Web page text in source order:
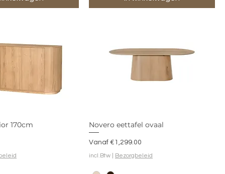
170cm Novero eettafel ovaal
Vanaf €1,299.00
Verkoopprijs
incl.Btw Bezorgbeleid